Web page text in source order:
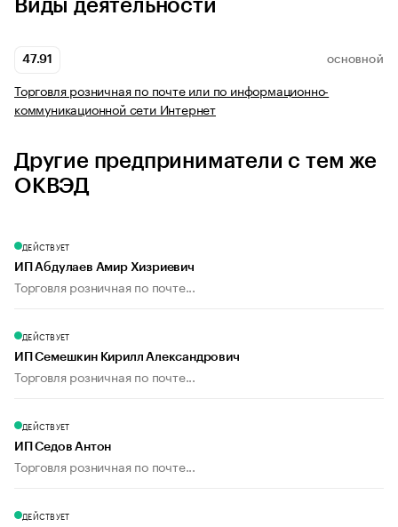
Виды деятельности
47.91 ОСНОВНОЙ
Торговля розничная по почте или по информационно-
коммуникационной сети Интернет
Другие предприниматели с тем же
ОКВЭД
ДЕЙСТВУЕТ
ИП Абдулаев Амир Хизриевич
Торговля розничная по почте...
ДЕЙСТВУЕТ
ИП Семешкин Кирилл Александрович
Торговля розничная по почте...
ДЕЙСТВУЕТ
ИП Седов Антон
Торговля розничная по почте...
ДЕЙСТВУЕТ